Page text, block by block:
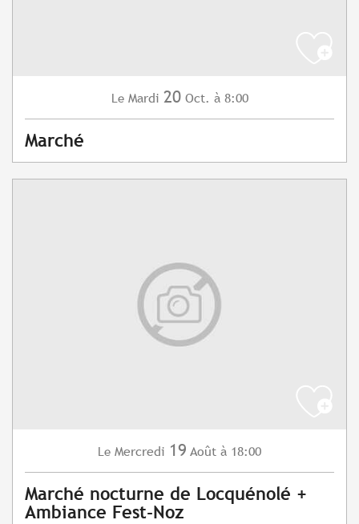
Le Mardi 20 Oct. à 8:00
Marché
Le Mercredi 19 Août à 18:00
Marché nocturne de Locquénolé +
Ambiance Fest-Noz